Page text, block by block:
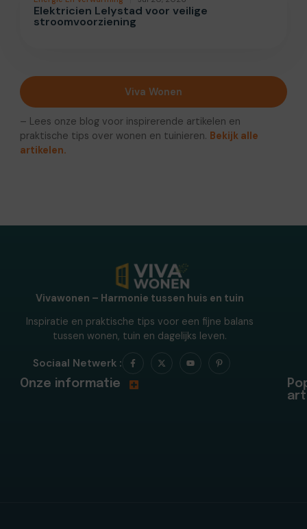
Elektricien Lelystad voor veilige
stroomvoorziening
Viva Wonen
– Lees onze blog voor inspirerende artikelen en
praktische tips over wonen en tuinieren. Bekijk alle
artikelen.
Vivawonen – Harmonie tussen huis en tuin
Inspiratie en praktische tips voor een fijne balans
tussen wonen, tuin en dagelijks leven.
Sociaal Netwerk :
Onze informatie